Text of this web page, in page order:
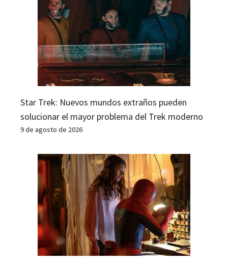
Star Trek: Nuevos mundos extraños pueden
solucionar el mayor problema del Trek moderno
9 de agosto de 2026